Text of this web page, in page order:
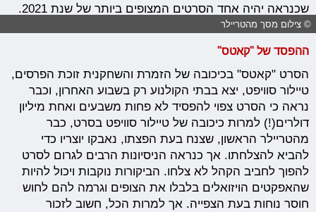
שכנראה יהיה אחד הסרטים המצופים ביותר של שנת 2021.
© צילום מסך מהטריילר
ההפסד של "קאטס"
הסרט "קאטס" בכיכובה של הזמרת והשחקנית זוכת הפרסים,
טיילור סוויפט, יצא בבתי הקולנוע רק בשבוע האחרון, וכבר
נראה כי הסרט צפוי להפסיד לא פחות משבעים ואחת מיליון
דולרים(!) למרות כיכובה של טיילור סוויפט בסרט, כבר
מהטריילר הראשון, שצנח בעת הפצתו, נאבקו יוצריו כדי
להביא להצלחתו. אך כנראה הניסיונות הרבים לגרום לסרט
להפוך לחביב הקהל לא צלחו. הביקורות נוקבות ויכול להיות
שהאפקטים הויזואלים בלבלו את הצופים וגרמה להם לחוש
חוסר נוחות בעת הצפייה. אך למרות הכל, חשוב לזכור